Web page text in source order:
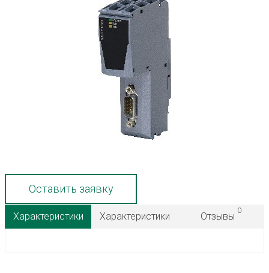
Оставить заявку
Характеристики Характеристики Отзывы
0